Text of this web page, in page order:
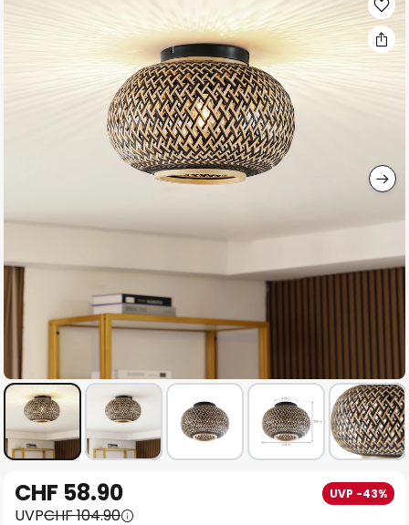
der
Anfang
der
CHF 58.90 UVP -43%
UVPCHF 104.90